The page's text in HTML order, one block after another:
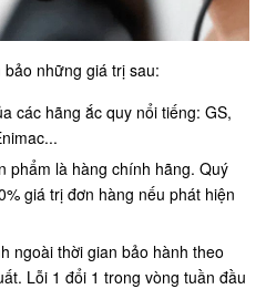
những giá trị sau:
các hãng ắc quy nổi tiếng: GS,
phẩm là hàng chính hãng. Quý
giá trị đơn hàng nếu phát hiện
ngoài thời gian bảo hành theo
Lỗi 1 đổi 1 trong vòng tuần đầu